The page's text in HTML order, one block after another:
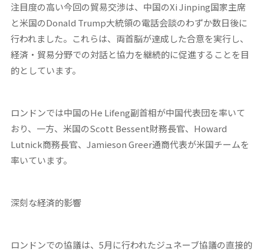
注目度の高い今回の貿易交渉は、中国のXi Jinping国家主席
と米国のDonald Trump大統領の電話会談のわずか数日後に
行われました。これらは、両首脳が達成した合意を実行し、
経済・貿易分野での対話と協力を継続的に促進することを目
的としています。
ロンドンでは中国のHe Lifeng副首相が中国代表団を率いて
おり、一方、米国のScott Bessent財務長官、Howard
Lutnick商務長官、Jamieson Greer通商代表が米国チームを
率いています。
深刻な経済的影響
ロンドンでの協議は、5月に行われたジュネーブ協議の直接的